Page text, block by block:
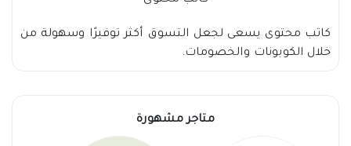
كاتب محتوى يسعى لجعل التسوق أكثر توفيرًا وسهولة من
خلال الكوبونات والخصومات.
متاجر مشهورة